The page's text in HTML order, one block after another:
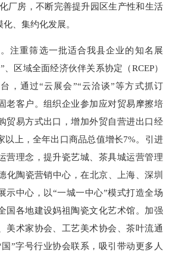
厂房，不断完善提升园区生产性和生活
、集约化发展。
重筛选一批适合我县企业的知名展
区域全面经济伙伴关系协定（RCEP）
，通过“云展会”“云洽谈”等方式抓订
老客户。组织企业参加应对贸易摩擦培
贸易方式出口，增加外贸自营进出口经
以上，全年出口商品总值增长7%。引进
营理念，提升瓷艺城、茶具城运营管理
化陶瓷营销中心，在北京、上海、深圳
示中心，以“一城一中心”模式打造全场
国各地建设妈祖陶瓷文化艺术馆。加强
美术家协会、工艺美术协会、茶叶流通
”字号行业协会联系，吸引带动更多人